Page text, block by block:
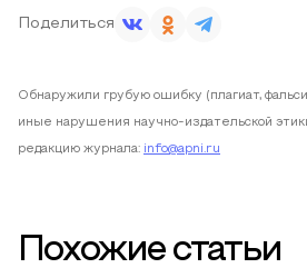
Поделиться
Обнаружили грубую ошибку (плагиат,
иные нарушения научно-издательской
редакцию журнала: info@apni.ru
Похожие статьи